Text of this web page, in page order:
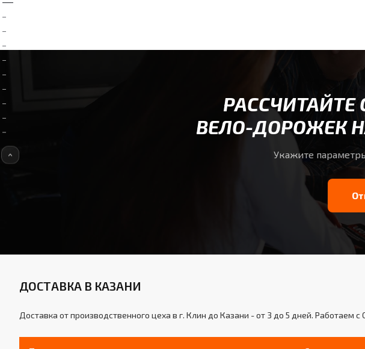
ВЕЛО-ДОРОЖЕК
Укажите
ДОСТАВКА В КАЗАНИ
Доставка от производственного цеха в г. Клин до Казани - от 3 до 5 дней. Работаем